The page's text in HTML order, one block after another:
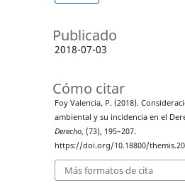
Publicado
2018-07-03
Cómo citar
Foy Valencia, P. (2018).
ambiental y su incidencia en el
Derecho, (73), 195–207.
https://doi.org/10.18800/
Más formatos de cita